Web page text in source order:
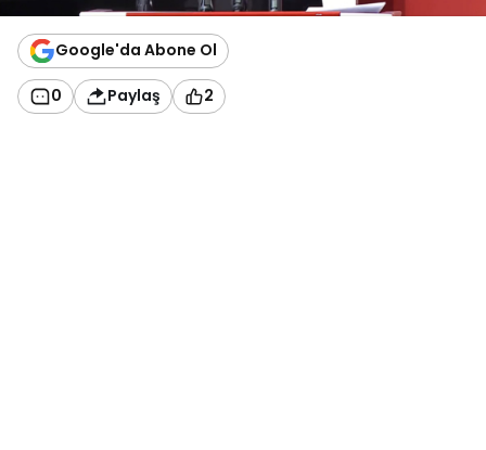
Google'da Abone Ol
0 Paylaş 2